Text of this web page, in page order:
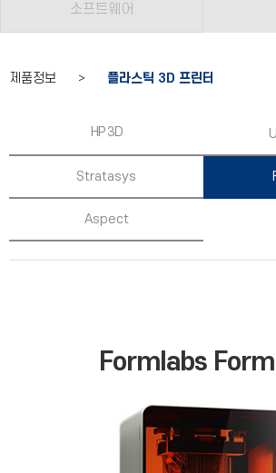
소프트웨어
제품정보 > 플라스틱 3D 프린터
HP 3D
Stratasys
Aspect
Formlabs